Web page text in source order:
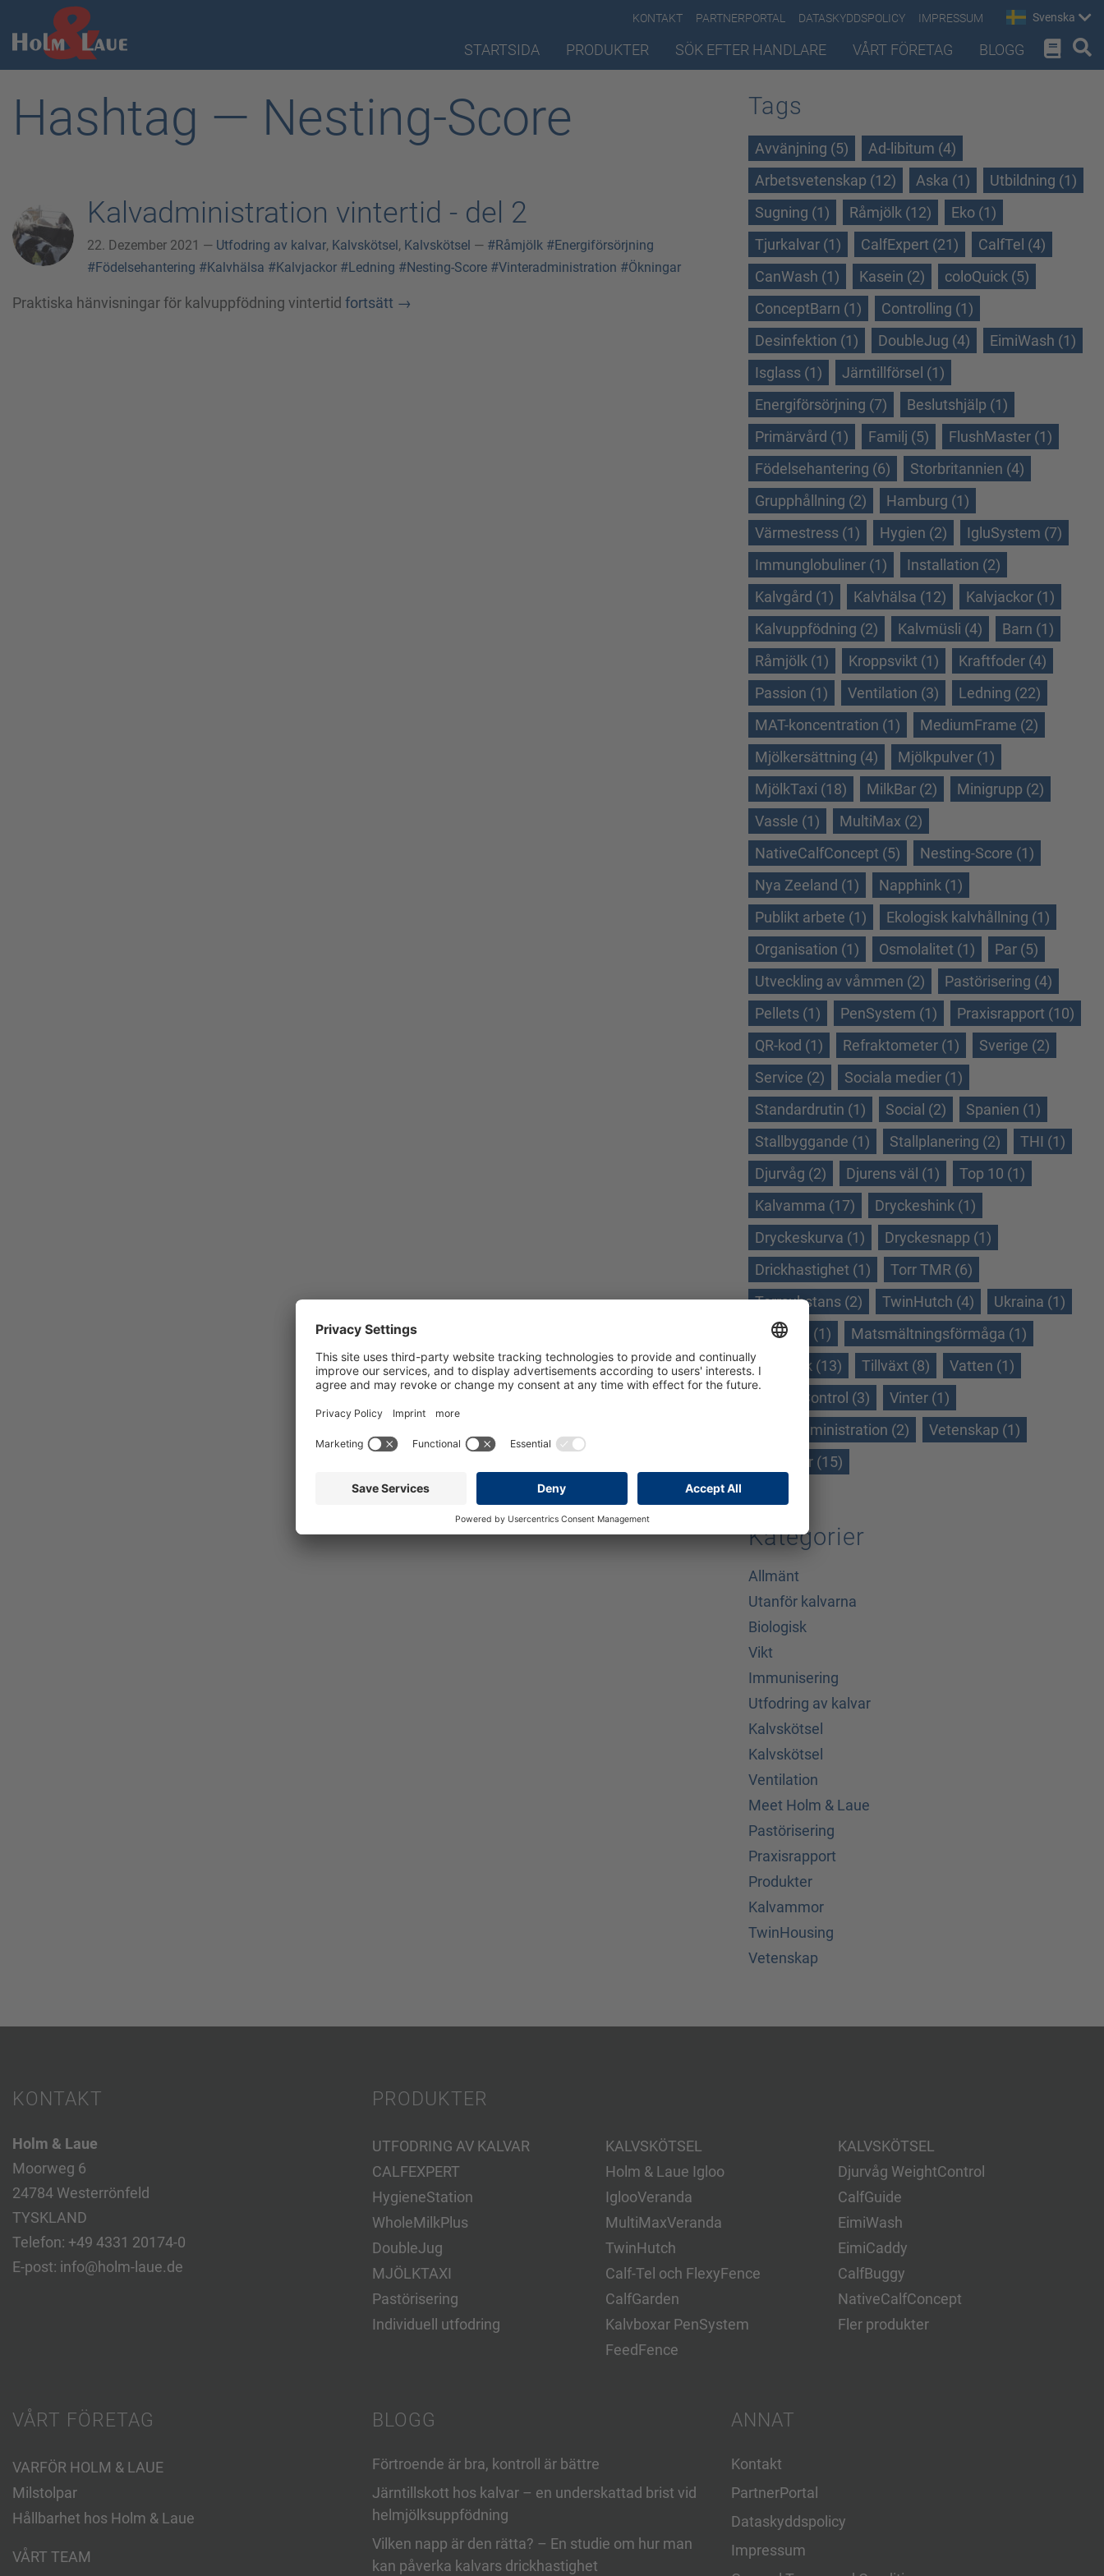
KONTAKT PARTNERPORTAL DATASKYDDSPOLICY IMPRESSUM Svenska
STARTSIDA PRODUKTER SÖK EFTER HANDLARE VÅRT FÖRETAG BLOGG
Hashtag — Nesting-Score
Kalvadministration vintertid - del 2
22. Dezember 2021 — Utfodring av kalvar, Kalvskötsel, Kalvskötsel — #Råmjölk #Energiförsörjning
#Födelsehantering #Kalvhälsa #Kalvjackor #Ledning #Nesting-Score #Vinteradministration #Ökningar
Praktiska hänvisningar för kalvuppfödning vintertid fortsätt →
Tags
Avvänjning (5)
Ad-libitum (4)
Arbetsvetenskap (12)
Aska (1)
Utbildning (1)
Sugning (1)
Råmjölk (12)
Eko (1)
Tjurkalvar (1)
CalfExpert (21)
CalfTel (4)
CanWash (1)
Kasein (2)
coloQuick (5)
ConceptBarn (1)
Controlling (1)
Desinfektion (1)
DoubleJug (4)
EimiWash (1)
Isglass (1)
Järntillförsel (1)
Energiförsörjning (7)
Beslutshjälp (1)
Primärvård (1)
Familj (5)
FlushMaster (1)
Födelsehantering (6)
Storbritannien (4)
Grupphållning (2)
Hamburg (1)
Värmestress (1)
Hygien (2)
IgluSystem (7)
Immunglobuliner (1)
Installation (2)
Kalvgård (1)
Kalvhälsa (12)
Kalvjackor (1)
Kalvuppfödning (2)
Kalvmüsli (4)
Barn (1)
Råmjölk (1)
Kroppsvikt (1)
Kraftfoder (4)
Passion (1)
Ventilation (3)
Ledning (22)
MAT-koncentration (1)
MediumFrame (2)
Mjölkersättning (4)
Mjölkpulver (1)
MjölkTaxi (18)
MilkBar (2)
Minigrupp (2)
Vassle (1)
MultiMax (2)
NativeCalfConcept (5)
Nesting-Score (1)
Nya Zeeland (1)
Napphink (1)
Publikt arbete (1)
Ekologisk kalvhållning (1)
Organisation (1)
Osmolalitet (1)
Par (5)
Utveckling av våmmen (2)
Pastörisering (4)
Pellets (1)
PenSystem (1)
Praxisrapport (10)
QR-kod (1)
Refraktometer (1)
Sverige (2)
Service (2)
Sociala medier (1)
Standardrutin (1)
Social (2)
Spanien (1)
Stallbyggande (1)
Stallplanering (2)
THI (1)
Djurvåg (2)
Djurens väl (1)
Top 10 (1)
Kalvamma (17)
Dryckeshink (1)
Dryckeskurva (1)
Dryckesnapp (1)
Drickhastighet (1)
Torr TMR (6)
Torrsubstans (2)
TwinHutch (4)
Ukraina (1)
Veranda (1)
Matsmältningsförmåga (1)
Helmjölk (13)
Tillväxt (8)
Vatten (1)
WeightControl (3)
Vinter (1)
Vinteradministration (2)
Vetenskap (1)
Ökningar (15)
Kategorier
Allmänt
Utanför kalvarna
Biologisk
Vikt
Immunisering
Utfodring av kalvar
Kalvskötsel
Kalvskötsel
Ventilation
Meet Holm & Laue
Pastörisering
Praxisrapport
Produkter
Kalvammor
TwinHousing
Vetenskap
KONTAKT
Holm & Laue
Moorweg 6
24784 Westerrönfeld
TYSKLAND
Telefon: +49 4331 20174-0
E-post: info@holm-laue.de
PRODUKTER
UTFODRING AV KALVAR
CALFEXPERT
HygieneStation
WholeMilkPlus
DoubleJug
MJÖLKTAXI
Pastörisering
Individuell utfodring
KALVSKÖTSEL
Holm & Laue Igloo
IglooVeranda
MultiMaxVeranda
TwinHutch
Calf-Tel och FlexyFence
CalfGarden
Kalvboxar PenSystem
FeedFence
KALVSKÖTSEL
Djurvåg WeightControl
CalfGuide
EimiWash
EimiCaddy
CalfBuggy
NativeCalfConcept
Fler produkter
VÅRT FÖRETAG
VARFÖR HOLM & LAUE
Milstolpar
Hållbarhet hos Holm & Laue
VÅRT TEAM
BLOGG
Förtroende är bra, kontroll är bättre
Järntillskott hos kalvar – en underskattad brist vid
helmjölksuppfödning
Vilken napp är den rätta? – En studie om hur man
kan påverka kalvars drickhastighet
ANNAT
Kontakt
PartnerPortal
Dataskyddspolicy
Impressum